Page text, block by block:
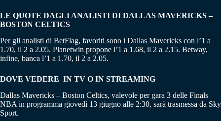
LE QUOTE DAGLI ANALISTI DI DALLAS MAVERICKS –
BOSTON CELTICS
Per gli analisti di BetFlag, favoriti sono i Dallas Mavericks con l’1 a
1.70, il 2 a 2.05. Planetwin propone l’1 a 1.68, il 2 a 2.15. Betway,
infine, banca l’1 a 1.70, il 2 a 2.05.
DOVE VEDERE IN TV O IN STREAMING
Dallas Mavericks – Boston Celtics, valevole per gara 3 delle Finals
NBA in programma giovedì 13 giugno alle 2:30, sarà trasmessa da Sky
Sport.